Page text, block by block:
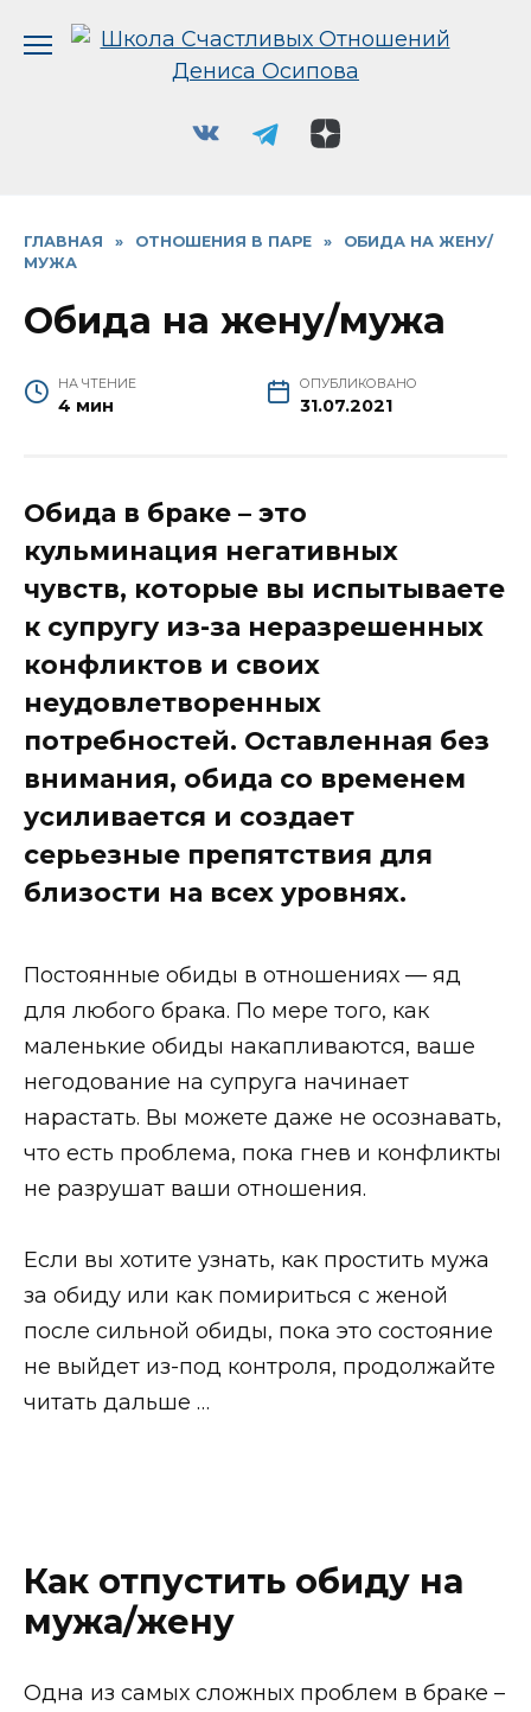
ГЛАВНАЯ » ОТНОШЕНИЯ В ПАРЕ »
ОБИДА НА ЖЕНУ/
МУЖА
Обида на жену/мужа
НА ЧТЕНИЕ
4 мин
ОПУБЛИКОВАНО
31.07.2021
Обида в браке – это
кульминация негативных
чувств, которые вы испытываете
к супругу из-за неразрешенных
конфликтов и своих
неудовлетворенных
потребностей. Оставленная без
внимания, обида со временем
усиливается и создает
серьезные препятствия для
близости на всех уровнях.
Постоянные обиды в отношениях — яд
для любого брака. По мере того, как
маленькие обиды накапливаются, ваше
негодование на супруга начинает
нарастать. Вы можете даже не осознавать,
что есть проблема, пока гнев и конфликты
не разрушат ваши отношения.
Если вы хотите узнать, как простить мужа
за обиду или как помириться с женой
после сильной обиды, пока это состояние
не выйдет из-под контроля, продолжайте
читать дальше …
Как отпустить обиду на
мужа/жену
Одна из самых сложных проблем в браке –